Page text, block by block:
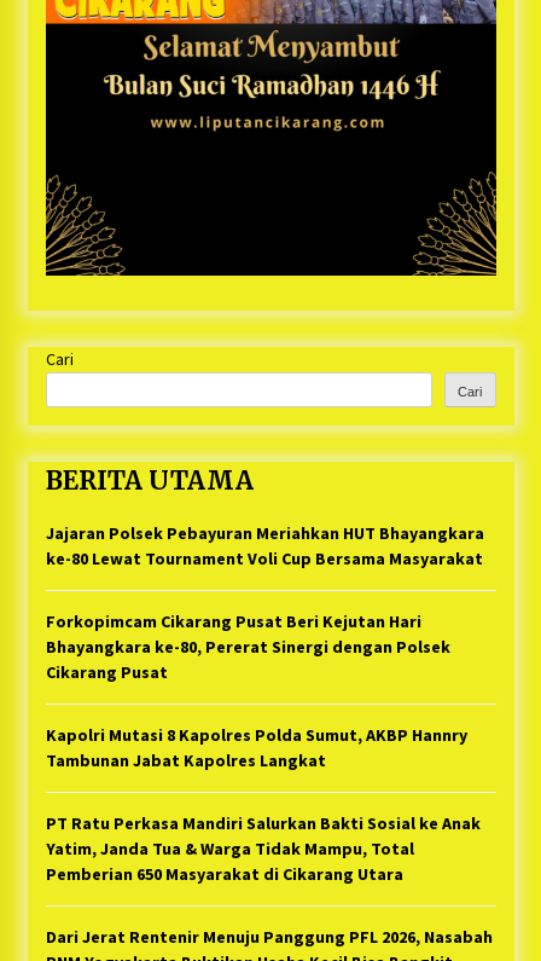
Cari
Cari
BERITA UTAMA
Jajaran Polsek Pebayuran Meriahkan HUT Bhayangkara
ke-80 Lewat Tournament Voli Cup Bersama Masyarakat
Forkopimcam Cikarang Pusat Beri Kejutan Hari
Bhayangkara ke-80, Pererat Sinergi dengan Polsek
Cikarang Pusat
Kapolri Mutasi 8 Kapolres Polda Sumut, AKBP Hannry
Tambunan Jabat Kapolres Langkat
PT Ratu Perkasa Mandiri Salurkan Bakti Sosial ke Anak
Yatim, Janda Tua & Warga Tidak Mampu, Total
Pemberian 650 Masyarakat di Cikarang Utara
Dari Jerat Rentenir Menuju Panggung PFL 2026, Nasabah